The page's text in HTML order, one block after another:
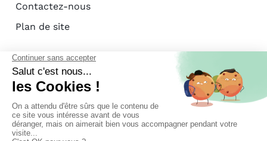
Contactez-nous
Plan de site
Certification AFAC - ISO 27001
Politique de confidentialité
Politique de cookies